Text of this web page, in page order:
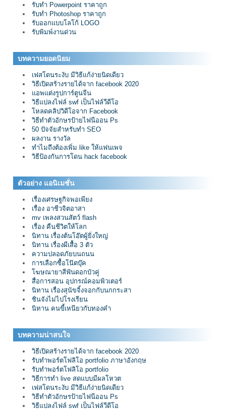
รับทำ Powerpoint ราคาถูก
รับทำ Photoshop ราคาถูก
รับออกแบบโลโก้ LOGO
รับพิมพ์งานด่วน
บทความยอดนิยม
เฟสโดนระงับ มีวิธีแก้ง่ายนิดเดียว
วิธีเปิดสร้างรายได้จาก facebook 2020
แอพแต่งรูปการ์ตูนจีน
วิธีแปลงไฟล์ swf เป็นไฟล์วีดีโอ
โหลดคลิปวิดีโอจาก Facebook
วิธีทำตัวอักษรป้ายไฟนีออน Ps
50 ปัจจัยสำหรับทำ SEO
ผลงาน รางวัล
ทำไมถึงต้องเพิ่ม like ให้แฟนเพจ
วิธีป้องกันการโดน hack facebook
ตัวอย่าง แอนิเมชั่น
เรื่องเศรษฐกิจพอเพียง
เรื่อง อาชีวจิตอาสา
mv เพลงสวนสัตว์ flash
เรื่อง คืนชีวิตให้โลก
นิทาน เรื่องต้นโอ๊ตผู้ยิ่งใหญ่
นิทาน เรื่องผีเสื้อ 3 ตัว
ความปลอดภัยบนถนน
การเลือกซื้อโน๊ตบุ๊ค
โฆษณายาสีฟันดอกบัวคู่
สื่อการสอน อุปกรณ์คอมพิวเตอร์
นิทาน เรื่องสุนัขจิ้งจอกกับนกกระสา
ชินจังไม่ไปโรงเรียน
นิทาน คนขี้เหนียวกับทองคำ
บทความน่าสนใจ
วิธีเปิดสร้างรายได้จาก facebook 2020
รับทำพอร์ตโฟลิโอ portfolio ภาษาอังกฤษ
รับทำพอร์ตโฟลิโอ portfolio
วิธีการทำ live สดแบบมีผลโหวต
เฟสโดนระงับ มีวิธีแก้ง่ายนิดเดียว
วิธีทำตัวอักษรป้ายไฟนีออน Ps
วิธีแปลงไฟล์ swf เป็นไฟล์วีดีโอ